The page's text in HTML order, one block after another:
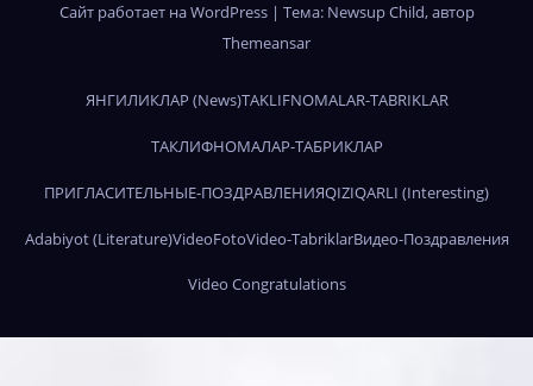
Сайт работает на WordPress | Тема: Newsup Child, автор
Themeansar
ЯНГИЛИКЛАР (News)TAKLIFNOMALAR-TABRIKLAR
ТАКЛИФНОМАЛАР-ТАБРИКЛАР
ПРИГЛАСИТЕЛЬНЫЕ-ПОЗДРАВЛЕНИЯQIZIQARLI (Interesting)
Adabiyot (Literature)VideoFotoVideo-TabriklarВидео-Поздравления
Video Congratulations